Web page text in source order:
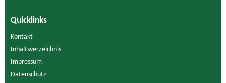
Quicklinks
Kontakt
Inhaltsverzeichnis
Impressum
Datenschutz